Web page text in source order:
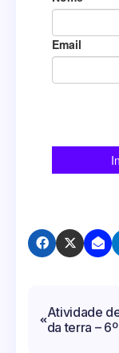
de
Atividade
da terra –